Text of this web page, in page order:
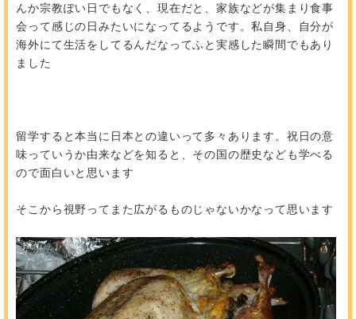
んか宗教ぽい日でもなく、現在だと、家族などが集まり食事
会って感じの日みたいになってるようです。私自身、自分が
海外にて生活をしてるんだなってふと実感した瞬間でもあり
ました
留学すると本当に日本との違いって多々あります。祝日の意
味っていうか由来などを知ると、その国の歴史なども学べる
ので面白いと思います
そこから視野ってまた広がるものじゃないかなって思います